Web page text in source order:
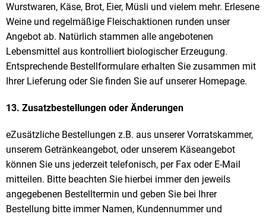
Wurstwaren, Käse, Brot, Eier, Müsli und vielem mehr. Erlesene
Weine und regelmäßige Fleischaktionen runden unser
Angebot ab. Natürlich stammen alle angebotenen
Lebensmittel aus kontrolliert biologischer Erzeugung.
Entsprechende Bestellformulare erhalten Sie zusammen mit
Ihrer Lieferung oder Sie finden Sie auf unserer Homepage.
13. Zusatzbestellungen oder Änderungen
eZusätzliche Bestellungen z.B. aus unserer Vorratskammer,
unserem Getränkeangebot, oder unserem Käseangebot
können Sie uns jederzeit telefonisch, per Fax oder E-Mail
mitteilen. Bitte beachten Sie hierbei immer den jeweils
angegebenen Bestelltermin und geben Sie bei Ihrer
Bestellung bitte immer Namen, Kundennummer und